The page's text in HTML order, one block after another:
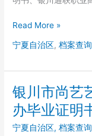
取
名
册
查
补
毕
业
证
明
书
银
通
业
高
级
中
Read More »
宁夏自治区,档案查
银川市尚艺
办毕业证明
宁夏自治区,档案查